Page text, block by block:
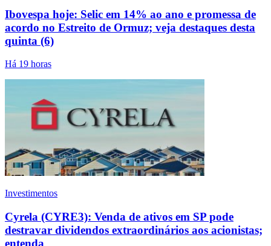
Ibovespa hoje: Selic em 14% ao ano e promessa de
acordo no Estreito de Ormuz; veja destaques desta
quinta (6)
Há 19 horas
Investimentos
Cyrela (CYRE3): Venda de ativos em SP pode
destravar dividendos extraordinários aos acionistas;
entenda